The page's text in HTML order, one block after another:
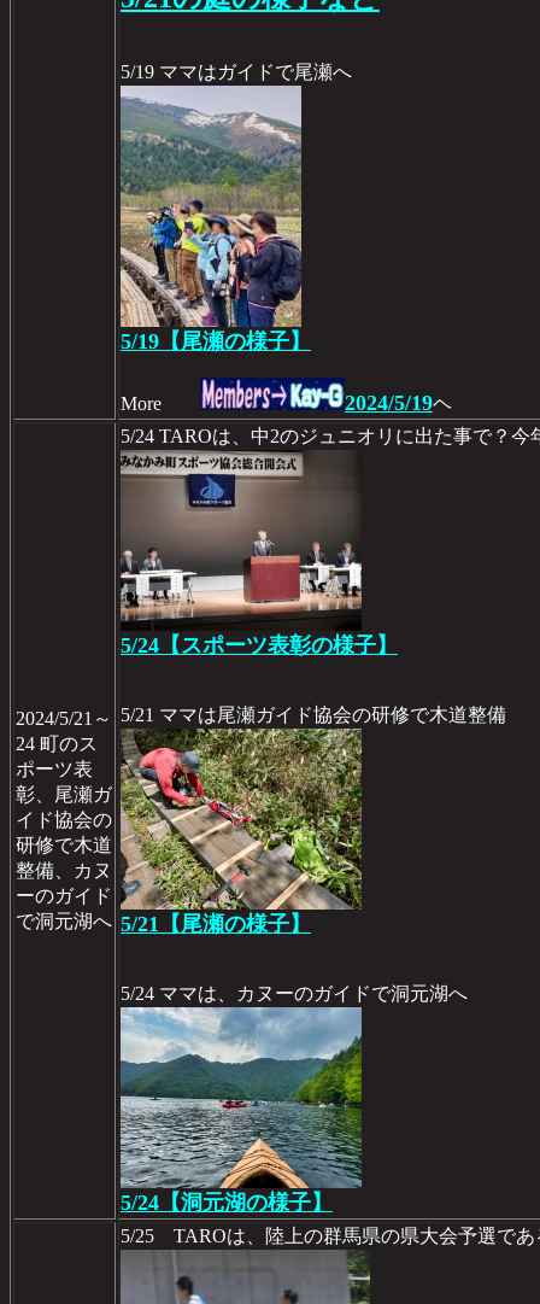
5/19 ママはガイドで尾瀬へ
5/19【尾瀬の様子】
More 2024/5/19ヘ
2024/5/21～
24 町のス
ポーツ表
彰、尾瀬ガ
イド協会の
研修で木道
整備、カヌ
ーのガイド
で洞元湖へ
5/24 TAROは、中2のジュニオリに出た事で？今
5/24【スポーツ表彰の様子】
5/21 ママは尾瀬ガイド協会の研修で木道整備
5/21【尾瀬の様子】
5/24 ママは、カヌーのガイドで洞元湖へ
5/24【洞元湖の様子】
5/25 TAROは、陸上の群馬県の県大会予選で